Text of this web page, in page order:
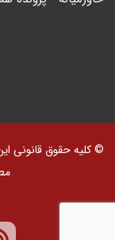
© کلیه حقوق قانونی